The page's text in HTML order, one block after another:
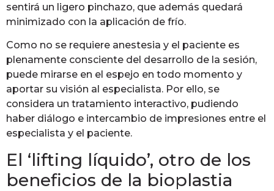
sentirá un ligero pinchazo, que además quedará
minimizado con la aplicación de frío.
Como no se requiere anestesia y el paciente es
plenamente consciente del desarrollo de la sesión,
puede mirarse en el espejo en todo momento y
aportar su visión al especialista. Por ello, se
considera un tratamiento interactivo, pudiendo
haber diálogo e intercambio de impresiones entre el
especialista y el paciente.
El ‘lifting líquido’, otro de los
beneficios de la bioplastia